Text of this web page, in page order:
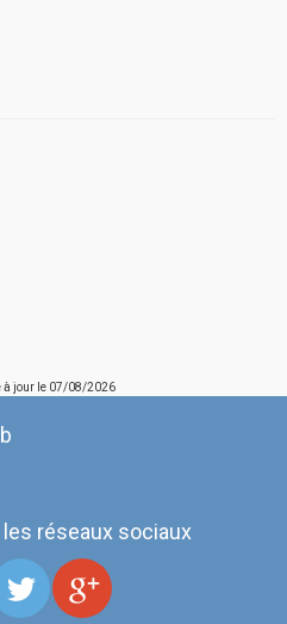
à jour le 07/08/2026
réseaux sociaux